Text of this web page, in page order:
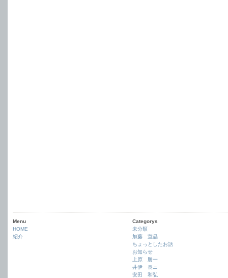
Menu
HOME
紹介
Categorys
未分類
加藤 宣晶
ちょっとしたお話
お知らせ
上原 勝一
井伊 長ニ
安田 和弘